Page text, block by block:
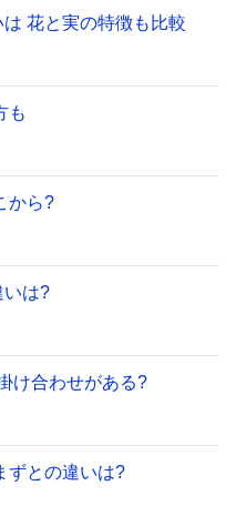
花と実の特徴も比較
も
から?
いは?
け合わせがある?
ずとの違いは?